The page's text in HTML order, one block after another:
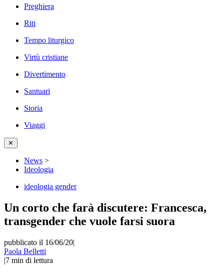
Preghiera
Riti
Tempo liturgico
Virtù cristiane
Divertimento
Santuari
Storia
Viaggi
✕
News >
Ideologia
ideologia gender
Un corto che farà discutere: Francesca,
transgender che vuole farsi suora
pubblicato il 16/06/20|
Paola Belletti
|7 min di lettura